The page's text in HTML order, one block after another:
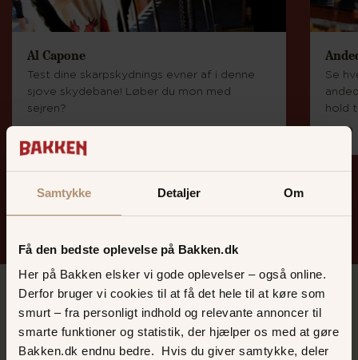
Samtykke Detaljer Om
Få den bedste oplevelse på Bakken.dk
Her på Bakken elsker vi gode oplevelser – også online.
Derfor bruger vi cookies til at få det hele til at køre som
smurt – fra personligt indhold og relevante annoncer til
smarte funktioner og statistik, der hjælper os med at gøre
Bakken.dk endnu bedre. Hvis du giver samtykke, deler
Al Capone
Test dine skarpskydnings evner af i denne
sjove skydebane! Løber du mon med
sejren?
Se
hold
RAP
Spil og sjov på Bakken